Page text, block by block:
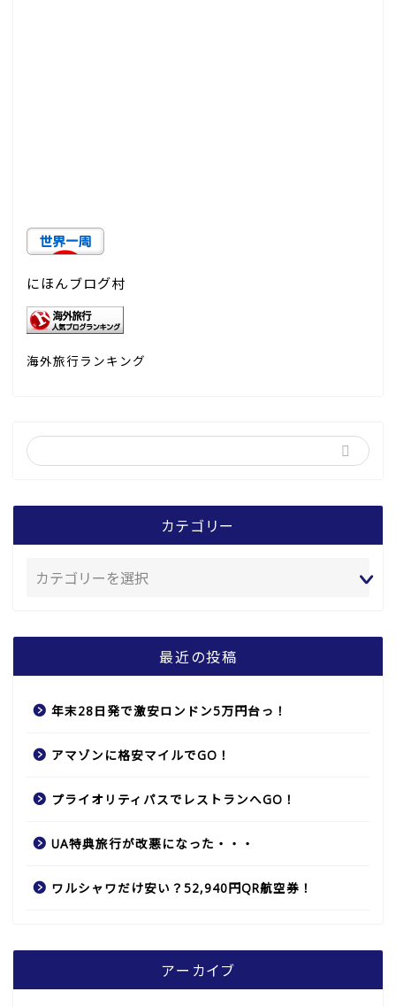
にほんブログ村
海外旅行ランキング
カテゴリー
最近の投稿
年末28日発で激安ロンドン5万円台っ！
アマゾンに格安マイルでGO！
プライオリティパスでレストランへGO！
UA特典旅行が改悪になった・・・
ワルシャワだけ安い？52,940円QR航空券！
アーカイブ